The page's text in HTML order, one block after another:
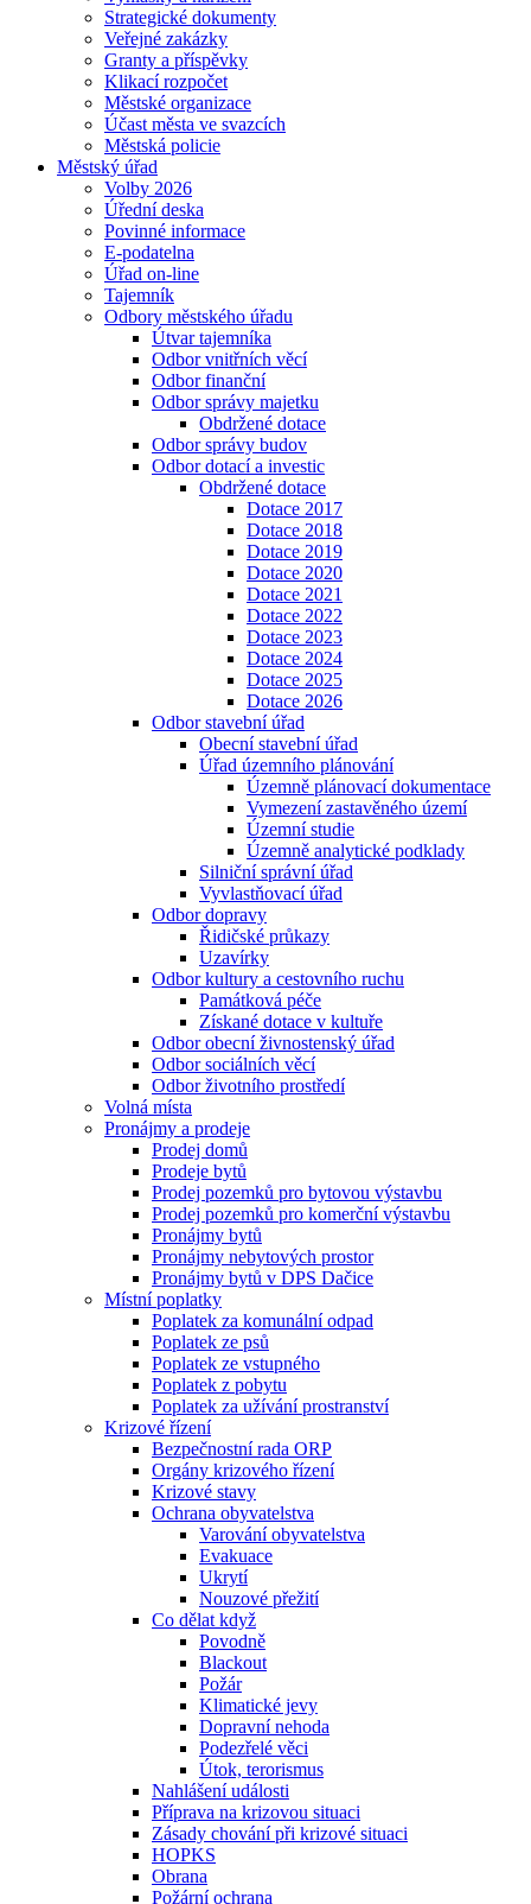
Strategické dokumenty
Veřejné zakázky
Granty a příspěvky
Klikací rozpočet
Městské organizace
Účast města ve svazcích
Městská policie
Městský úřad
Volby 2026
Úřední deska
Povinné informace
E-podatelna
Úřad on-line
Tajemník
Odbory městského úřadu
Útvar tajemníka
Odbor vnitřních věcí
Odbor finanční
Odbor správy majetku
Obdržené dotace
Odbor správy budov
Odbor dotací a investic
Obdržené dotace
Dotace 2017
Dotace 2018
Dotace 2019
Dotace 2020
Dotace 2021
Dotace 2022
Dotace 2023
Dotace 2024
Dotace 2025
Dotace 2026
Odbor stavební úřad
Obecní stavební úřad
Úřad územního plánování
Územně plánovací dokumentace
Vymezení zastavěného území
Územní studie
Územně analytické podklady
Silniční správní úřad
Vyvlastňovací úřad
Odbor dopravy
Řidičské průkazy
Uzavírky
Odbor kultury a cestovního ruchu
Památková péče
Získané dotace v kultuře
Odbor obecní živnostenský úřad
Odbor sociálních věcí
Odbor životního prostředí
Volná místa
Pronájmy a prodeje
Prodej domů
Prodeje bytů
Prodej pozemků pro bytovou výstavbu
Prodej pozemků pro komerční výstavbu
Pronájmy bytů
Pronájmy nebytových prostor
Pronájmy bytů v DPS Dačice
Místní poplatky
Poplatek za komunální odpad
Poplatek ze psů
Poplatek ze vstupného
Poplatek z pobytu
Poplatek za užívání prostranství
Krizové řízení
Bezpečnostní rada ORP
Orgány krizového řízení
Krizové stavy
Ochrana obyvatelstva
Varování obyvatelstva
Evakuace
Ukrytí
Nouzové přežití
Co dělat když
Povodně
Blackout
Požár
Klimatické jevy
Dopravní nehoda
Podezřelé věci
Útok, terorismus
Nahlášení události
Příprava na krizovou situaci
Zásady chování při krizové situaci
HOPKS
Obrana
Požární ochrana